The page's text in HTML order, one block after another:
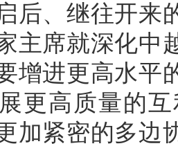
后、继往开来
主席就深化中
增进更高水平
更高质量的
加紧密的多边